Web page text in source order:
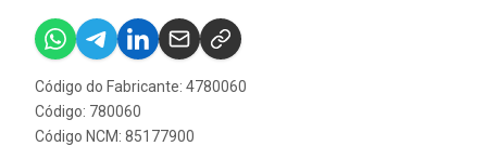
Código do Fabricante: 4780060
Código: 780060
Código NCM: 85177900